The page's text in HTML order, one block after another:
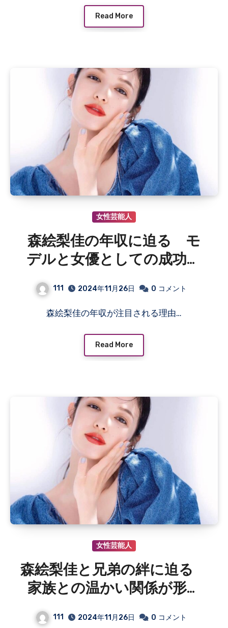
Read More
女性芸能人
森絵梨佳の年収に迫る モ
デルと女優としての成功が
生む収入の背景と魅力
111 2024年11月26日 0 コメント
森絵梨佳の年収が注目される理由…
Read More
女性芸能人
森絵梨佳と兄弟の絆に迫る
家族との温かい関係が形作
111 2024年11月26日 0 コメント